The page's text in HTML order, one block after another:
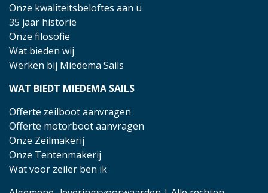
Onze kwaliteitsbeloftes aan u
35 jaar historie
Onze filosofie
Wat bieden wij
Werken bij Miedema Sails
WAT BIEDT MIEDEMA SAILS
Offerte zeilboot aanvragen
Offerte motorboot aanvragen
Onze Zeilmakerij
Onze Tentenmakerij
Wat voor zeiler ben ik